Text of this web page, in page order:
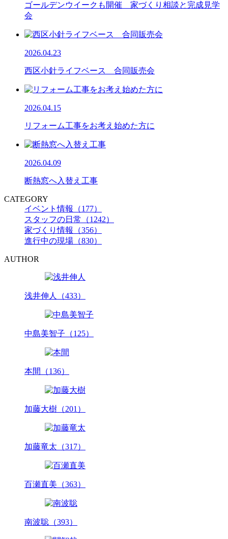
ゴールデンウイークも開催 家づくり相談と完成見学
会
2026.04.23
西区小針ライフベース 合同販売会
2026.04.15
リフォーム工事をお考え始めた方に
2026.04.09
断熱窓へ入替え工事
CATEGORY
イベント情報（177）
スタッフの日常（1242）
家づくり情報（356）
進行中の現場（830）
AUTHOR
浅井伸人（433）
中島美智子（125）
本間（136）
加藤大樹（201）
加藤竜太（317）
百瀬直美（363）
南波聡（393）